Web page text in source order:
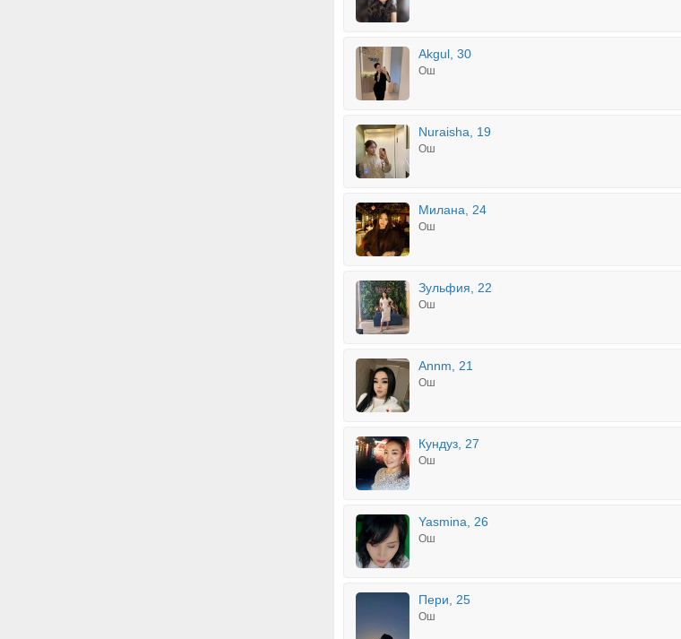
Akgul, 30
Ош
Nuraisha, 19
Ош
Милана, 24
Ош
Зульфия, 22
Ош
Annm, 21
Ош
Кундуз, 27
Ош
Yasmina, 26
Ош
Пери, 25
Ош